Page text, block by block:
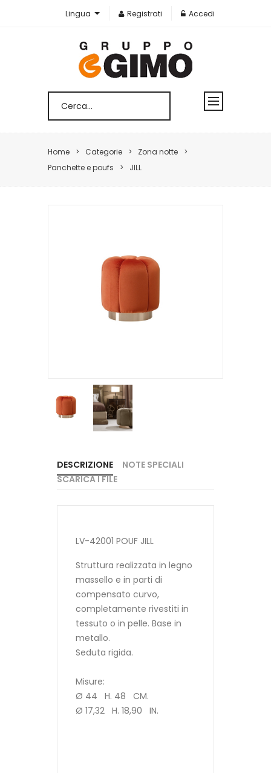
Lingua Registrati Accedi
Home Categorie
Zona notte
Panchette e poufs
JILL
DESCRIZIONE
NOTE SPECIALI
SCARICA I FILE
LV-42001 POUF JILL
Struttura realizzata in legno
massello e in parti di
compensato curvo,
completamente rivestiti in
tessuto o in pelle. Base in
metallo.
Seduta rigida.
Misure:
Ø 44 H. 48 CM.
Ø 17,32 H. 18,90 IN.